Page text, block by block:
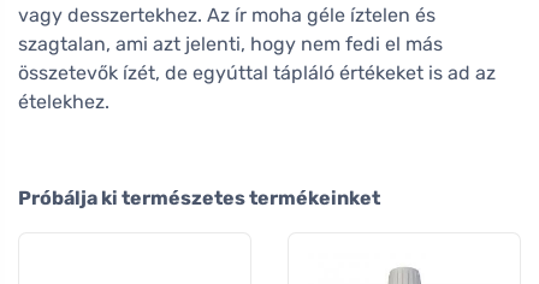
vagy desszertekhez. Az ír moha géle íztelen és
szagtalan, ami azt jelenti, hogy nem fedi el más
összetevők ízét, de egyúttal tápláló értékeket is ad az
ételekhez.
Próbálja ki természetes termékeinket